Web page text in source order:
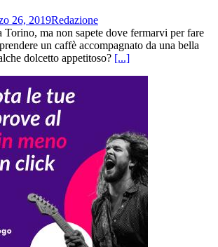
26, 2019Redazione
ma non sapete dove fermarvi per fare
un caffè accompagnato da una bella
dolcetto appetitoso? [...]